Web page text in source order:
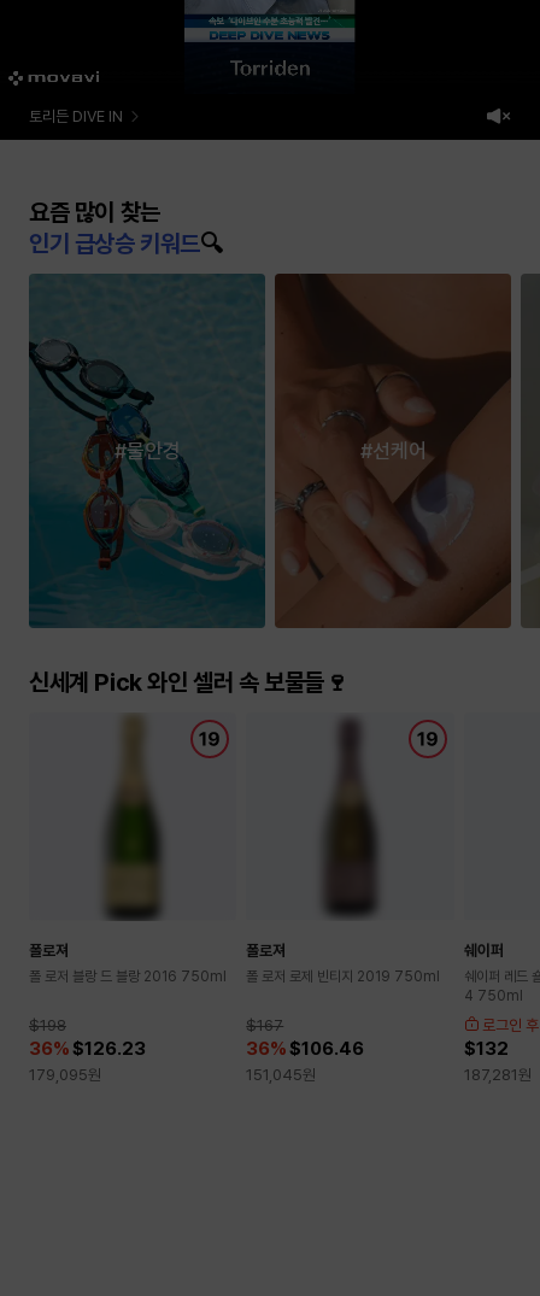
토리든 DIVE IN
요즘 많이 찾는
인기 급상승 키워드🔍
많
이
워
드
#물안경 #선케어
신세계 Pick 와인 셀러 속 보물들🍷
폴로져
폴 로저 블랑 드 블랑 2016 750ml
$198
36%$126.23
179,095원
폴로져
폴 로저 로제 빈티지 2019 750ml
$167
36%$106.46
151,045원
쉐이퍼
쉐이퍼 레드
4 750ml
로그인
$132
187,281원